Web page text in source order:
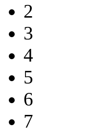
2
3
4
5
6
7